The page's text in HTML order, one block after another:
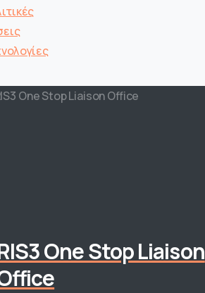
One Stop Liaison